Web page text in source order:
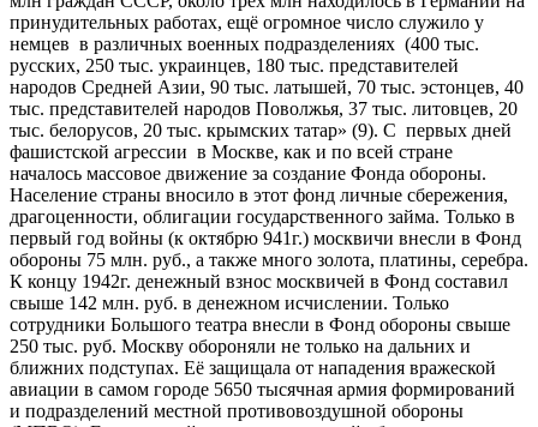
принудительных работах, ещё огромное число служило у
немцев в различных военных подразделениях (400 тыс.
русских, 250 тыс. украинцев, 180 тыс. представителей
народов Средней Азии, 90 тыс. латышей, 70 тыс. эстонцев, 40
тыс. представителей народов Поволжья, 37 тыс. литовцев, 20
тыс. белорусов, 20 тыс. крымских татар» (9). С первых дней
фашистской агрессии в Москве, как и по всей стране
началось массовое движение за создание Фонда обороны.
Население страны вносило в этот фонд личные сбережения,
драгоценности, облигации государственного займа. Только в
первый год войны (к октябрю 941г.) москвичи внесли в Фонд
обороны 75 млн. руб., а также много золота, платины, серебра.
К концу 1942г. денежный взнос москвичей в Фонд составил
свыше 142 млн. руб. в денежном исчислении. Только
сотрудники Большого театра внесли в Фонд обороны свыше
250 тыс. руб. Москву обороняли не только на дальних и
ближних подступах. Её защищала от нападения вражеской
авиации в самом городе 5650 тысячная армия формирований
и подразделений местной противовоздушной обороны